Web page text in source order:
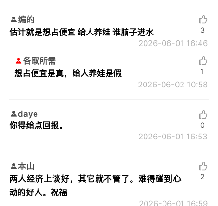
编的
估计就是想占便宜 给人养娃 谁脑子进水
2026-06-01 16:46
3
各取所需
想占便宜是真，给人养娃是假
2026-06-02 10:58
1
daye
你得给点回报。
2026-06-01 16:53
0
本山
两人经济上谈好，其它就不管了。难得碰到心
动的好人。祝福
2026-06-01 16:59
2